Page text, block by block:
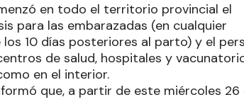
en todo el territorio provincial el
para las embarazadas (en cualquier
10 días posteriores al parto) y el
de salud, hospitales y
en el interior.
que, a partir de este miércoles 26